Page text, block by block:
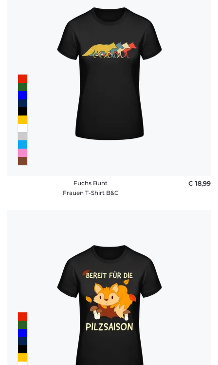
Fuchs Bunt
Frauen T-Shirt B&C
€ 18,99